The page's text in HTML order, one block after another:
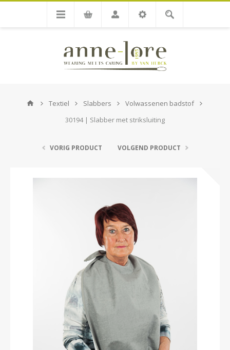
Textiel Slabbers
Volwassenen badstof
30194 | Slabber met striksluiting
VORIG PRODUCT VOLGEND PRODUCT